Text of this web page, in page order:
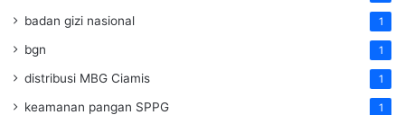
badan gizi nasional 1
bgn 1
distribusi MBG Ciamis 1
keamanan pangan SPPG 1